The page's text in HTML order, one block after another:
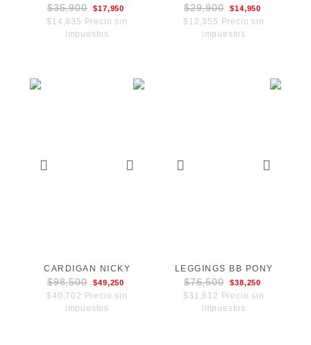
$35,900 $17,950
$14,835 Precio sin
impuestos
$29,900 $14,950
$12,355 Precio sin
impuestos
CARDIGAN NICKY
$98,500 $49,250
$40,702 Precio sin
impuestos
LEGGINGS BB PONY
$76,500 $38,250
$31,612 Precio sin
impuestos